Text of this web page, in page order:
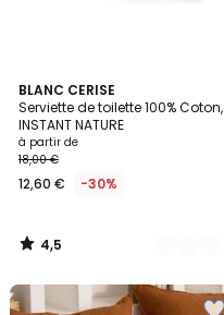
BLANC CERISE
Serviette de toilette 100% Coton,
INSTANT NATURE
à partir de
18,00 €
12,60 € -30%
4,5
/ 5
6
Couleurs
4,5
/